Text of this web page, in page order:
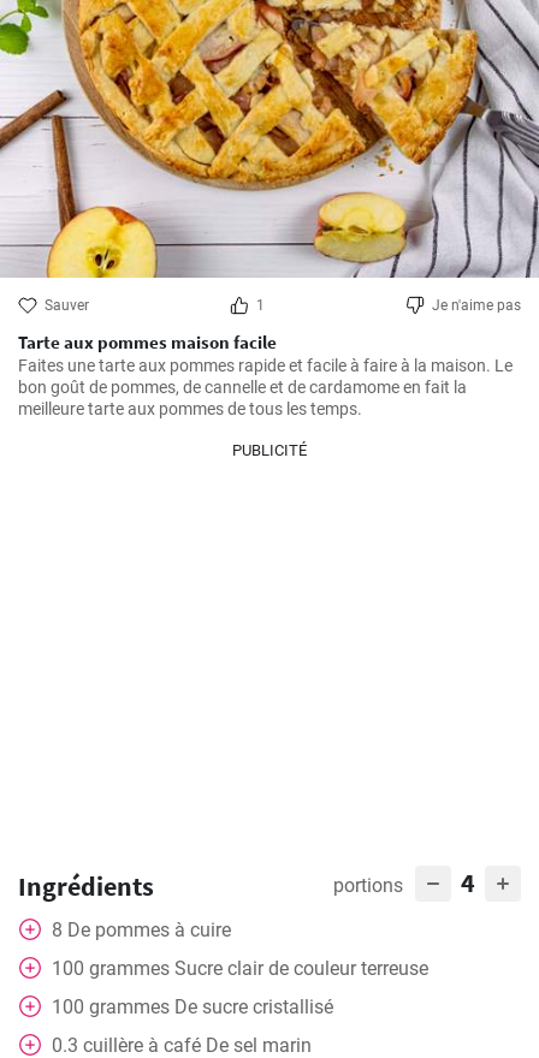
Sauver 1 Je n'aime pas
Tarte aux pommes maison facile
Faites une tarte aux pommes rapide et facile à faire à la maison. Le
bon goût de pommes, de cannelle et de cardamome en fait la
meilleure tarte aux pommes de tous les temps.
PUBLICITÉ
Ingrédients portions 4
8 De pommes à cuire
100 grammes Sucre clair de couleur terreuse
100 grammes De sucre cristallisé
0.3 cuillère à café De sel marin